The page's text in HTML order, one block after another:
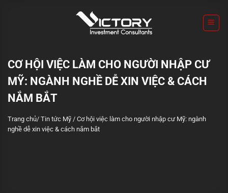
CƠ HỘI VIỆC LÀM CHO NGƯỜI NHẬP CƯ
MỸ: NGÀNH NGHỀ DỄ XIN VIỆC & CÁCH
NẮM BẮT
Trang chủ/ Tin tức Mỹ / Cơ hội việc làm cho người nhập cư Mỹ: ngành
nghề dễ xin việc & cách nắm bắt